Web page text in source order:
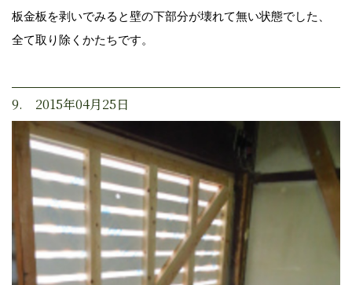
板金板を剥いでみると壁の下部分が壊れて無い状態でした、
全て取り除くかたちです。
9. 2015年04月25日